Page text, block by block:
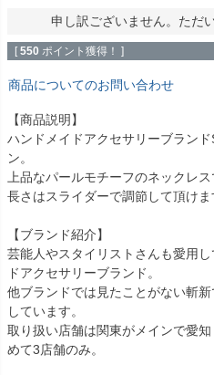
申し訳ございません。ただ
[ 550 ポイント獲得！ ]
商品についてのお問い合わせ
【商品説明】
ハンドメイドアクセサリーブラン
ン。
上品なパールモチーフのネックレス
長さはスライダーで調節して頂けま
【ブランド紹介】
芸能人やスタイリストさんも愛用
ドアクセサリーブランド。
他ブランドでは見たことがない斬
しています。
取り扱い店舗は関東がメインで愛
めて3店舗のみ。